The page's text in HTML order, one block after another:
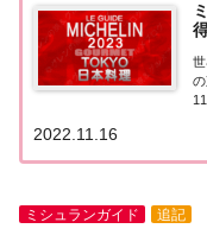
2022.11.16
ミシュランガイド 追記